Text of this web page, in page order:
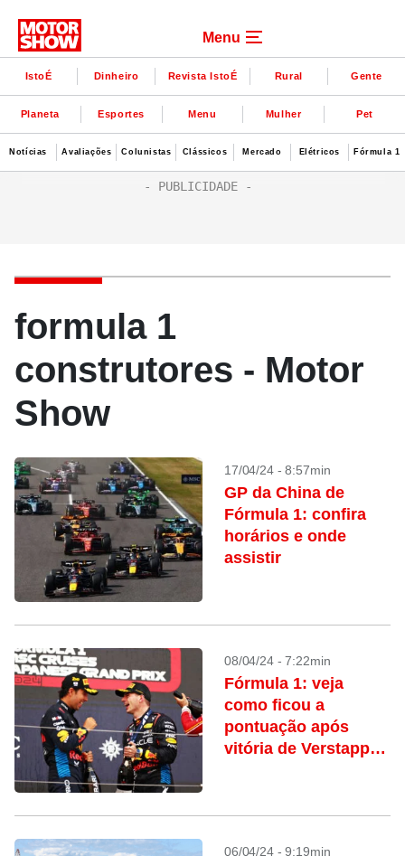
Menu
IstoÉ Dinheiro Revista IstoÉ Rural Gente
Planeta Esportes Menu Mulher Pet
Notícias Avaliações Colunistas Clássicos Mercado Elétricos Fórmula 1
formula 1
construtores - Motor
Show
17/04/24 - 8:57min
GP da China de
Fórmula 1: confira
horários e onde
assistir
08/04/24 - 7:22min
Fórmula 1: veja
como ficou a
pontuação após
vitória de Verstappen
06/04/24 - 9:19min